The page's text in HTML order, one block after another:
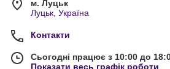
м. Луцьк
Луцьк, Україна
Контакти
Сьогодні працює з 10:00 до
Показати весь графік роботи